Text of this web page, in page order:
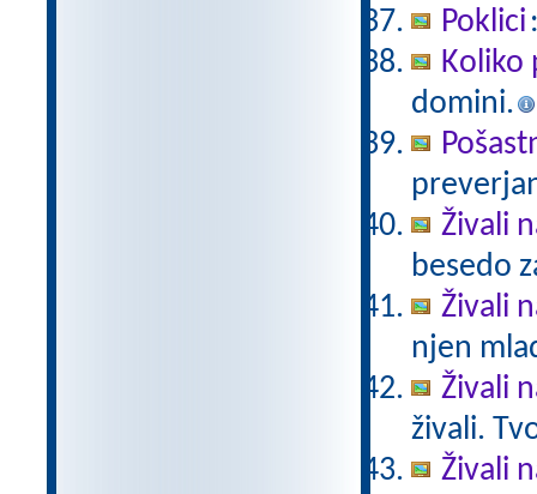
Poklici
Koliko
domini.
Živali
besedo
Živali
njen
Živali
živali.
Živali